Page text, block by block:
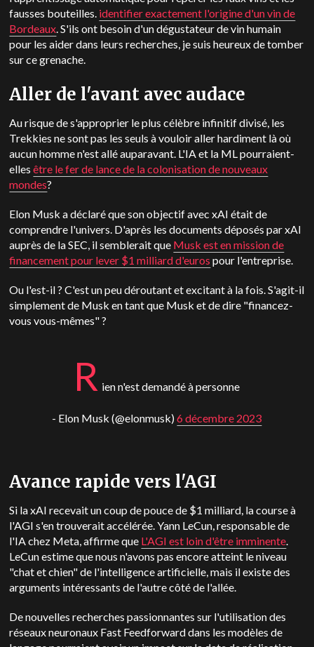
fausses bouteilles. identifier exactement l'origine d'un vin de
Bordeaux. S'ils ont besoin d'un dégustateur de vin humain
pour les aider dans leurs recherches, je suis heureux de tomber
sur ce grenache.
Aller de l'avant avec audace
Au risque de s'approprier le plus célèbre infinitif divisé, les
Trekkies ne sont pas les seuls à vouloir aller hardiment là où
aucun homme n'est allé auparavant. L'IA et la ML pourraient-
ellesêtre le fer de lance de la colonisation de nouveaux
mondes?
Elon Musk a déclaré que son objectif avec xAI était de
comprendre l'univers. D'après les documents déposés par xAI
auprès de la SEC, il semblerait que Musk est en mission de
financement pour lever $1 milliard d'euros pour l'entreprise.
Ou l'est-il ? C'est un peu déroutant et excitant à la fois. S'agit-il
simplement de Musk en tant que Musk et de dire "financez-
vous vous-mêmes" ?
R ien n'est demandé à personne
- Elon Musk (@elonmusk)6 décembre 2023
Avance rapide vers l'AGI
Si la xAI recevait un coup de pouce de $1 milliard, la course à
l'AGI s'en trouverait accélérée. Yann LeCun, responsable de
l'IA chez Meta, affirme que L'AGI est loin d'être imminente.
LeCun estime que nous n'avons pas encore atteint le niveau
"chat et chien" de l'intelligence artificielle, mais il existe des
arguments intéressants de l'autre côté de l'allée.
De nouvelles recherches passionnantes sur l'utilisation des
réseaux neuronaux Fast Feedforward dans les modèles de